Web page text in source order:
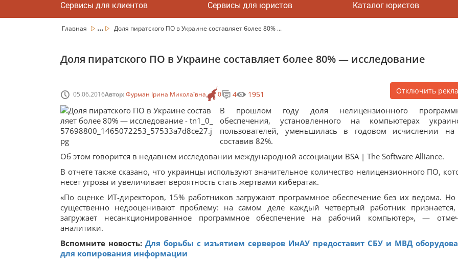
Сервисы для клиентов Сервисы для юристов Каталог юристов
Главная ... Доля пиратского ПО в Украине составляет более 80% ...
Доля пиратского ПО в Украине составляет более 80% — исследование
05.06.2016Автор:Фурман Ірина Миколаївна 0 4 1951 Отключить
В прошлом году доля нелицензионного
обеспечения, установленного на компьютерах
пользователей, уменьшилась в годовом исчислении на
составив 82%.
Об этом говорится в недавнем исследовании международной ассоциации BSA | The Software Alliance.
В отчете также сказано, что украинцы используют значительное количество нелицензионного ПО,
несет угрозы и увеличивает вероятность стать жертвами кибератак.
«По оценке ИТ-директоров, 15% работников загружают программное обеспечение без их ведома.
существенно недооценивают проблему: на самом деле каждый четвертый работник
загружает несанкционированное программное обеспечение на рабочий компьютер», —
аналитики.
Вспомните новость: Для борьбы с изъятием серверов ИнАУ предоставит СБУ и МВД
для копирования информации